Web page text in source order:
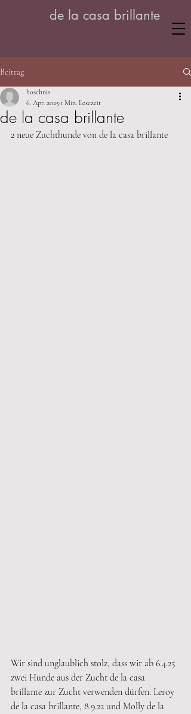
de la casa brillante
Beitrag
de la casa brillante
hoschnis
6. Apr. 2025 1 Min. Lesezeit
2 neue Zuchthunde von de la casa brillante
Wir sind unglaublich stolz, dass wir ab 6.4.25
zwei Hunde aus der Zucht de la casa
brillante zur Zucht verwenden dürfen. Leroy
de la casa brillante, 8.9.22 und Molly de la